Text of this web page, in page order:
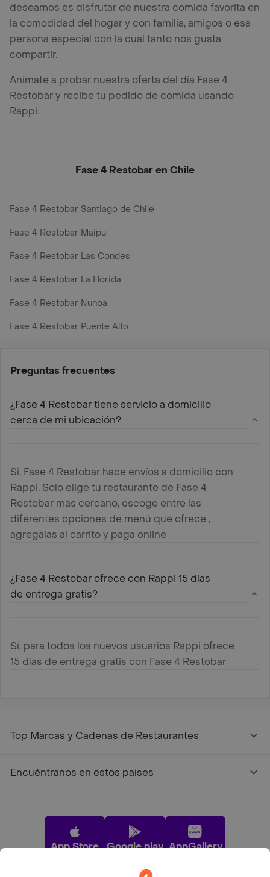
deseamos es disfrutar de nuestra comida favorita en
la comodidad del hogar y con familia, amigos o esa
persona especial con la cual tanto nos gusta
compartir.
Anímate a probar nuestra oferta del día Fase 4
Restobar y recibe tu pedido de comida usando
Rappi.
Fase 4 Restobar en Chile
Fase 4 Restobar Santiago de Chile
Fase 4 Restobar Maipu
Fase 4 Restobar Las Condes
Fase 4 Restobar La Florida
Fase 4 Restobar Nunoa
Fase 4 Restobar Puente Alto
Preguntas frecuentes
¿Fase 4 Restobar tiene servicio a domicilio
cerca de mi ubicación?
Si, Fase 4 Restobar hace envíos a domicilio con
Rappi. Solo elige tu restaurante de Fase 4
Restobar mas cercano, escoge entre las
diferentes opciones de menú que ofrece ,
agregalas al carrito y paga online
¿Fase 4 Restobar ofrece con Rappi 15 días
de entrega gratis?
Sí, para todos los nuevos usuarios Rappi ofrece
15 días de entrega gratis con Fase 4 Restobar
Top Marcas y Cadenas de Restaurantes
Encuéntranos en estos países
App Store Google play AppGallery